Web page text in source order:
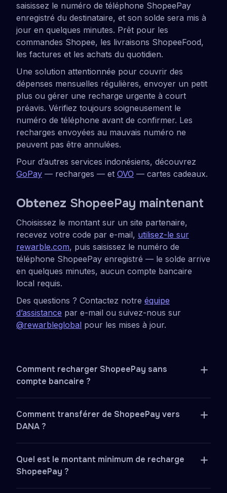
saisissez le numéro de téléphone ShopeePay
enregistré du destinataire, et son solde sera mis à
jour en quelques minutes. Prêt pour les
commandes Shopee, les livraisons ShopeeFood,
les factures et les achats du quotidien.
Une solution attentionnée pour couvrir des
dépenses mensuelles régulières, envoyer un petit
plus ou gérer une recharge urgente à court
préavis. Vérifiez toujours soigneusement le
numéro de téléphone avant de confirmer. Les
recharges envoyées au mauvais numéro ne
peuvent pas être annulées.
Pour d’autres services indonésiens, découvrez
GoPay — recharges — et OVO — cartes cadeaux.
Obtenez ShopeePay maintenant
Choisissez le montant sur un site partenaire,
recevez votre code par e-mail, utilisez-le sur
rewarble.com, puis saisissez le numéro de
téléphone ShopeePay enregistré — le solde arrive
en quelques minutes, aucun compte bancaire
local requis.
Des questions ? Contactez notre équipe
d’assistance par e-mail ou suivez-nous sur
@rewarbleglobal pour les mises à jour.
Comment recharger ShopeePay sans
compte bancaire ?
site partenaire en utilisant PayPal, Venmo,
une carte ou d'autres méthodes disponibles.
Recevez le code par e-mail, activez-le sur
téléphone enregistré lié au compte
ShopeePay. Le solde arrive en quelques
minutes — aucun compte bancaire local n'est
Comment transférer de ShopeePay vers
DANA ?
ouvrez l'application ShopeePay, allez dans
Transfert, sélectionnez DANA, et saisissez le
numéro de téléphone DANA enregistré du
Quel est le montant minimum de recharge
ShopeePay ?